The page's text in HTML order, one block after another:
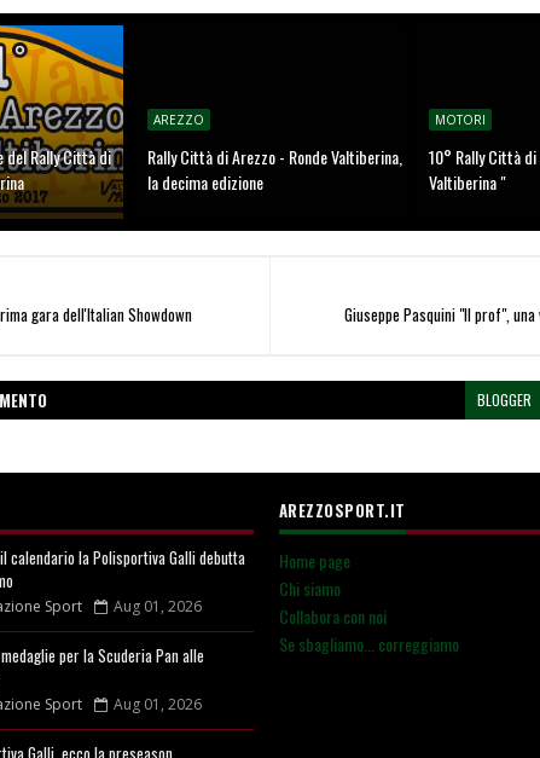
del Rally Città di
AREZZO
Rally Città di Arezzo - Ronde Valtiberina,
la decima edizione
MOTORI
10° Rally Città
Valtiberina "
Giuseppe Pasquini "Il prof",
gara dell'Italian Showdown
BLOGGER
calendario la Polisportiva Galli debutta
Sport Aug 01, 2026
per la Scuderia Pan alle
Sport Aug 01, 2026
AREZZOSPORT.IT
Home page
Chi siamo
Collabora con noi
Se sbagliamo... correggiamo